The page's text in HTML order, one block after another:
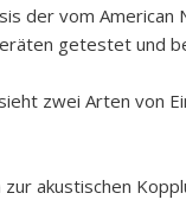
der vom American
getestet und
zwei Arten von
akustischen